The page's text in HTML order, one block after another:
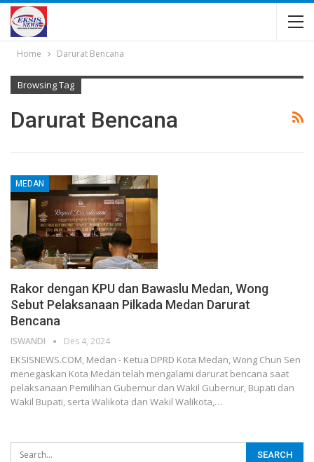
Home Darurat Bencana
Browsing Tag
Darurat Bencana
MEDAN
Rakor dengan KPU dan Bawaslu Medan, Wong
Sebut Pelaksanaan Pilkada Medan Darurat
Bencana
ISWANDI Des 4, 2024
EKSISNEWS.COM, Medan - Ketua DPRD Kota Medan, Wong Chun Sen
menegaskan Kota Medan telah mengalami darurat bencana saat
pelaksanaan Pemilihan Gubernur dan Wakil Gubernur, Bupati dan
Wakil Bupati, serta Walikota dan Wakil Walikota,…